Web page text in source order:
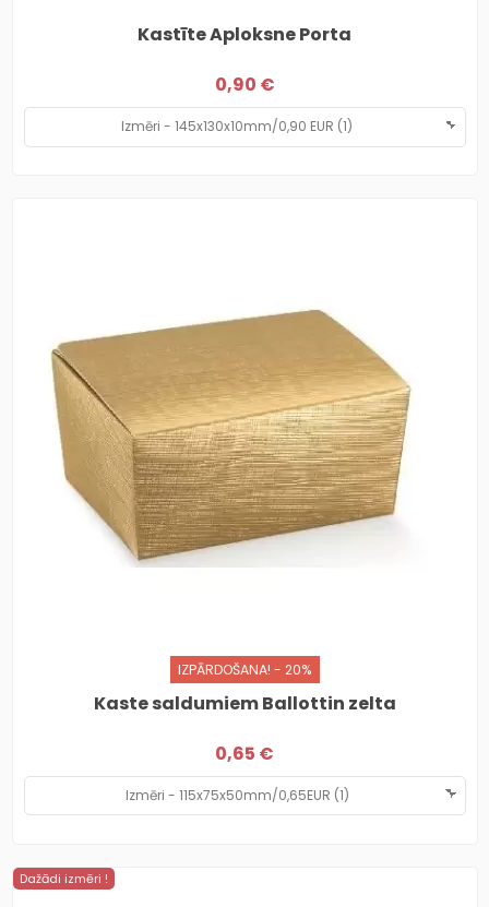
Kastīte Aploksne Porta
0,90 €
IZPĀRDOŠANA! - 20%
Kaste saldumiem Ballottin zelta
0,65 €
Dažādi izmēri !